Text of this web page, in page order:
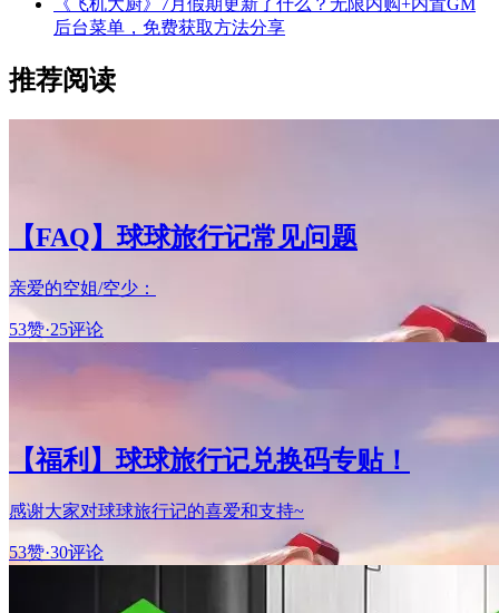
后台菜单，免费获取方法分享
推荐阅读
【FAQ】球球旅行记常见问题
亲爱的空姐/空少：
53赞·25评论
【福利】球球旅行记兑换码专贴！
感谢大家对球球旅行记的喜爱和支持~
53赞·30评论